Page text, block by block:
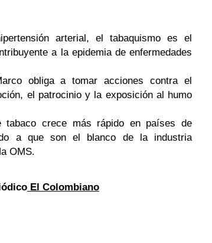
arterial, el tabaquismo es el
a la epidemia de enfermedades
obliga a tomar acciones contra el
el patrocinio y la exposición al humo
tabaco crece más rápido en países de
a que son el blanco de la industria
OMS.
El Colombiano